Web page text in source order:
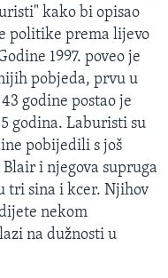
kako bi opisao
politike prema lijevo
1997. poveo je
pobjeda, prvu u
godine postao je
godina. Laburisti su
pobijedili s još
i njegova supruga
tri sina i kcer. Njihov
nekom
na dužnosti u